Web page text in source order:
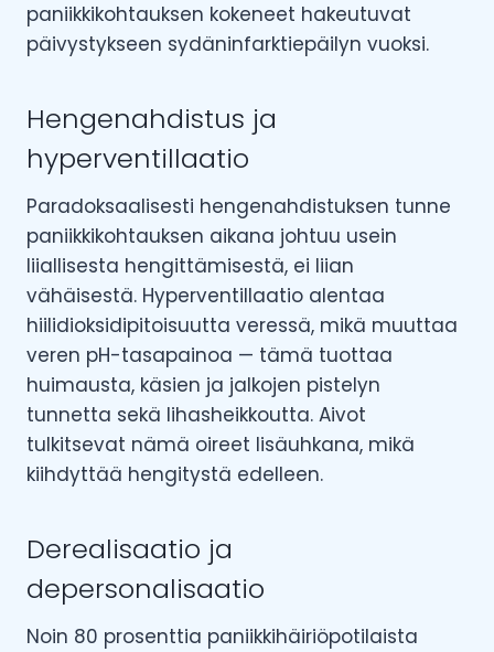
paniikkikohtauksen kokeneet hakeutuvat
päivystykseen sydäninfarktiepäilyn vuoksi.
Hengenahdistus ja
hyperventillaatio
Paradoksaalisesti hengenahdistuksen tunne
paniikkikohtauksen aikana johtuu usein
liiallisesta hengittämisestä, ei liian
vähäisestä. Hyperventillaatio alentaa
hiilidioksidipitoisuutta veressä, mikä muuttaa
veren pH-tasapainoa — tämä tuottaa
huimausta, käsien ja jalkojen pistelyn
tunnetta sekä lihasheikkoutta. Aivot
tulkitsevat nämä oireet lisäuhkana, mikä
kiihdyttää hengitystä edelleen.
Derealisaatio ja
depersonalisaatio
Noin 80 prosenttia paniikkihäiriöpotilaista